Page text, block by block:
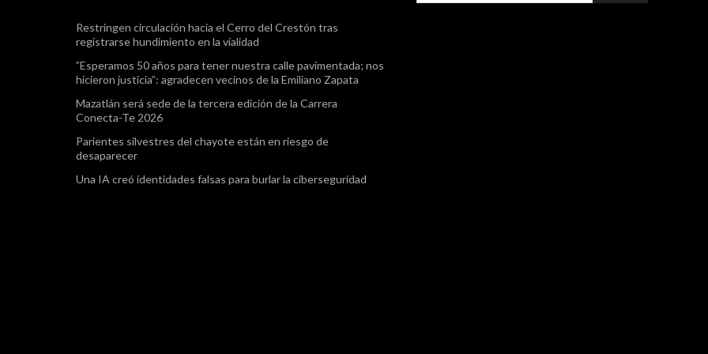
Restringen circulación hacia el Cerro del Crestón tras
registrarse hundimiento en la vialidad
”Esperamos 50 años para tener nuestra calle pavimentada; nos
hicieron justicia”: agradecen vecinos de la Emiliano Zapata
Mazatlán será sede de la tercera edición de la Carrera
Conecta-Te 2026
Parientes silvestres del chayote están en riesgo de
desaparecer
Una IA creó identidades falsas para burlar la ciberseguridad